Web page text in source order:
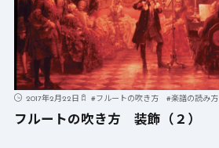
2017年2月22日 #フルートの吹き方 #楽譜の読み方
フルートの吹き方 装飾（２）